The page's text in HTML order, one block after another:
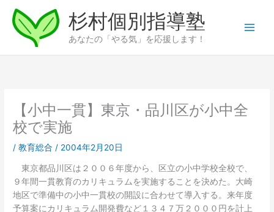
杉村個別指導塾
あなたの「やる気」を応援します！
【小中一貫】東京・品川区が小中全
校で実施
/教育総合 / 2004年2月20日
東京都品川区は２００６年度から、区立の小中学校全校で、
９年間一貫教育のカリキュラムを実施することを決めた。大崎
地区で準備中の小中一貫校の開設に合わせて導入する。来年度
予算案にカリキュラム開発費など１３４７万２０００円を計上